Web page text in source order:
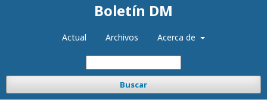
Boletín DM
Actual Archivos Acerca de
Buscar